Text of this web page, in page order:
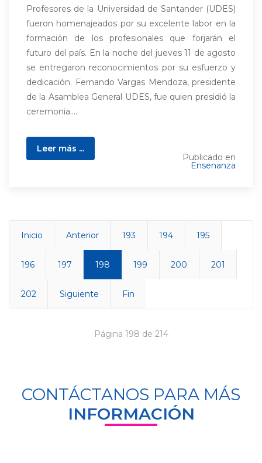
Profesores de la Universidad de Santander (UDES)
fueron homenajeados por su excelente labor en la
formación de los profesionales que forjarán el
futuro del país. En la noche del jueves 11 de agosto
se entregaron reconocimientos por su esfuerzo y
dedicación. Fernando Vargas Mendoza, presidente
de la Asamblea General UDES, fue quien presidió la
ceremonia....
Leer más ...
Publicado en
Ensenanza
Inicio Anterior 193 194 195
196 197 198 199 200 201
202 Siguiente Fin
Página 198 de 214
CONTÁCTANOS PARA MÁS
INFORMACIÓN